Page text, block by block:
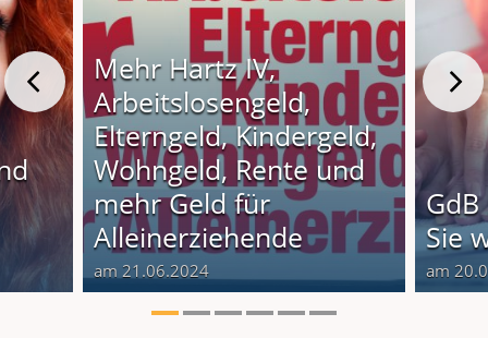
Mehr Hartz IV,
Arbeitslosengeld,
Elterngeld, Kindergeld,
Wohngeld, Rente und
mehr Geld für
Alleinerziehende
am 21.06.2024
Sie
am